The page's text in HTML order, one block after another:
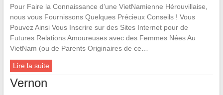
Pour Faire la Connaissance d’une VietNamienne Hérouvillaise,
nous vous Fournissons Quelques Précieux Conseils ! Vous
Pouvez Ainsi Vous Inscrire sur des Sites Internet pour de
Futures Relations Amoureuses avec des Femmes Nées Au
VietNam (ou de Parents Originaires de ce…
Lire la suite
Vernon